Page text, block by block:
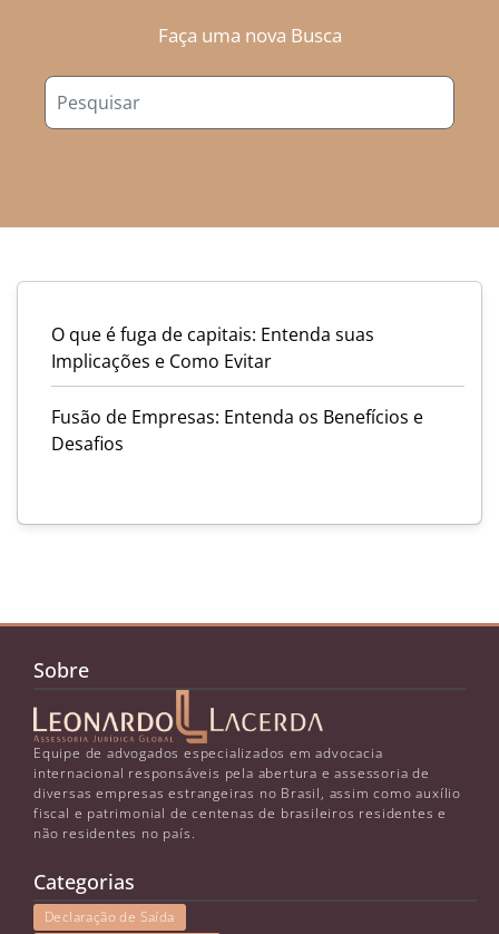
Faça uma nova Busca
O que é fuga de capitais: Entenda suas
Implicações e Como Evitar
Fusão de Empresas: Entenda os Benefícios e
Desafios
Sobre
Equipe de advogados especializados em advocacia
internacional responsáveis pela abertura e assessoria de
diversas empresas estrangeiras no Brasil, assim como auxílio
fiscal e patrimonial de centenas de brasileiros residentes e
não residentes no país.
Categorias
Declaração de Saída